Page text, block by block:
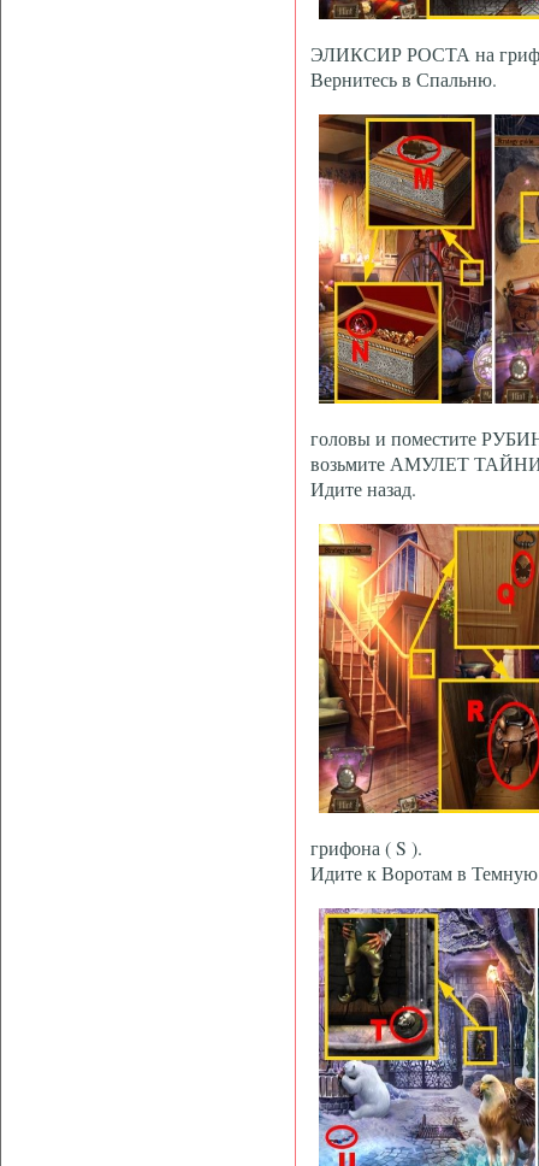
ЭЛИКСИР РОСТА на
Вернитесь в Спальню.
головы и поместите
возьмите АМУЛЕТ
Идите назад.
грифона ( S ).
Идите к Воротам в